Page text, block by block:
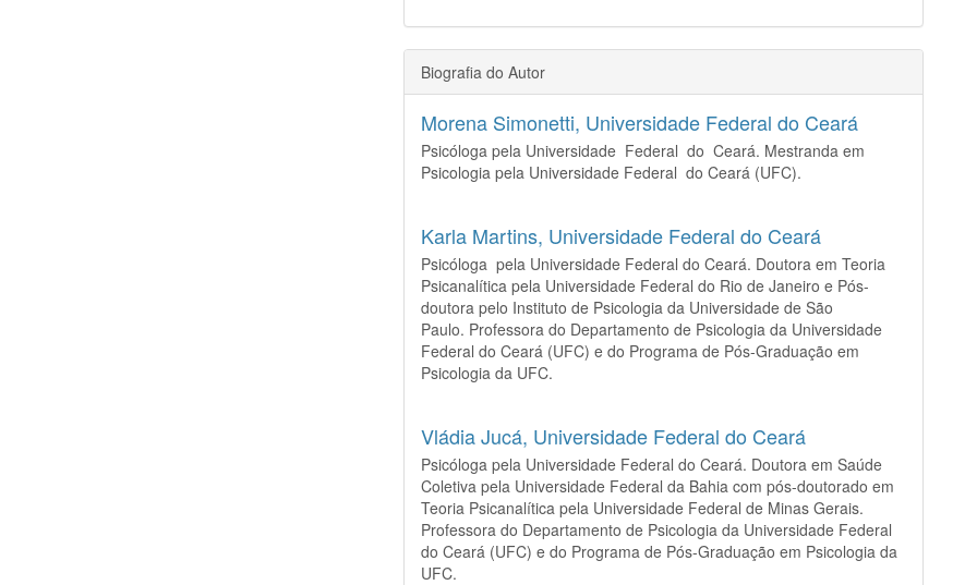
Biografia do Autor
Morena Simonetti, Universidade Federal do Ceará
Psicóloga pela Universidade Federal do Ceará. Mestranda em
Psicologia pela Universidade Federal do Ceará (UFC).
Karla Martins, Universidade Federal do Ceará
Psicóloga pela Universidade Federal do Ceará. Doutora em Teoria
Psicanalítica pela Universidade Federal do Rio de Janeiro e Pós-
doutora pelo Instituto de Psicologia da Universidade de São
Paulo. Professora do Departamento de Psicologia da Universidade
Federal do Ceará (UFC) e do Programa de Pós-Graduação em
Psicologia da UFC.
Vládia Jucá, Universidade Federal do Ceará
Psicóloga pela Universidade Federal do Ceará. Doutora em Saúde
Coletiva pela Universidade Federal da Bahia com pós-doutorado em
Teoria Psicanalítica pela Universidade Federal de Minas Gerais.
Professora do Departamento de Psicologia da Universidade Federal
do Ceará (UFC) e do Programa de Pós-Graduação em Psicologia da
UFC.